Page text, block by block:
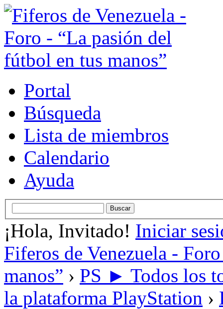
Portal
Búsqueda
Lista de miembros
Calendario
Ayuda
¡Hola, Invitado! Iniciar
Fiferos de Venezuela -
manos” › PS ► Todos los
la plataforma PlayStation ›